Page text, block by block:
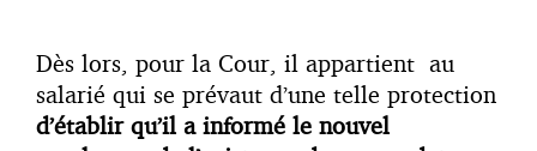
Dès lors, pour la Cour, il appartient au
salarié qui se prévaut d’une telle protection
d’établir qu’il a informé le nouvel